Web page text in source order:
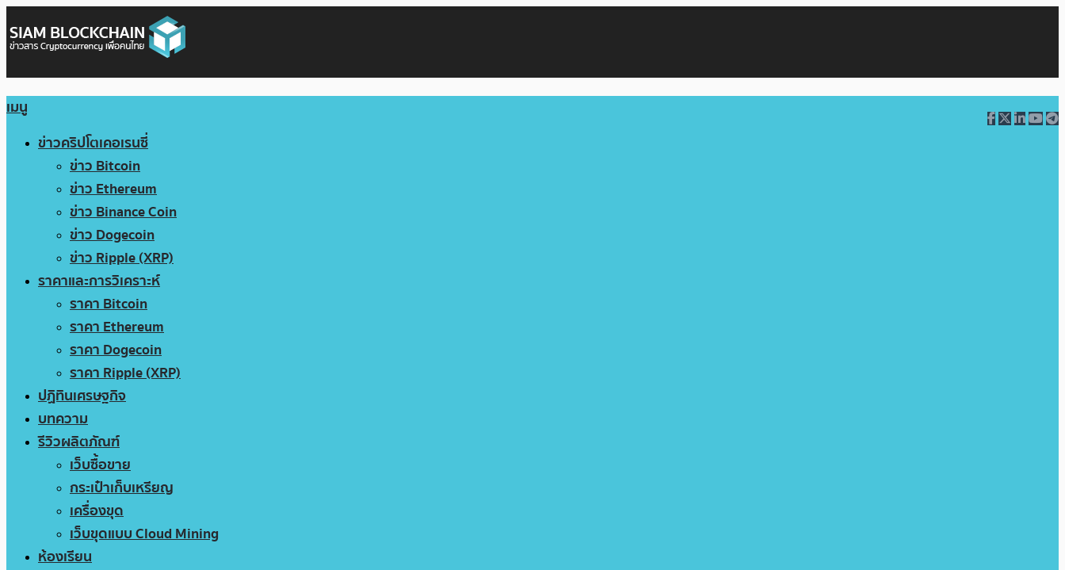
เมนู
ข่าวคริปโตเคอเรนซี่
ข่าว Bitcoin
ข่าว Ethereum
ข่าว Binance Coin
ข่าว Dogecoin
ข่าว Ripple (XRP)
ราคาและการวิเคราะห์
ราคา Bitcoin
ราคา Ethereum
ราคา Dogecoin
ราคา Ripple (XRP)
ปฏิทินเศรษฐกิจ
บทความ
รีวิวผลิตภัณฑ์
เว็บซื้อขาย
กระเป๋าเก็บเหรียญ
เครื่องขุด
เว็บขุดแบบ Cloud Mining
ห้องเรียน